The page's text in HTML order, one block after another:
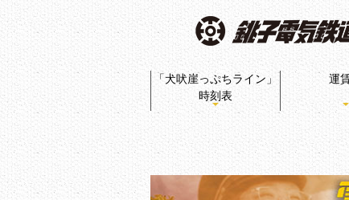
「犬吠崖っぷちライン」
時刻表
運
ぬれ煎餅プ